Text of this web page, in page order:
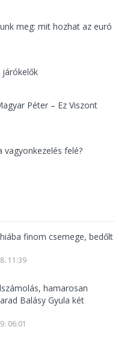
meg: mit hozhat az euró
járókelők
Péter – Ez Viszont
felé?
finom csemege, bedőlt
11:39
hamarosan
Balásy Gyula két
06:01